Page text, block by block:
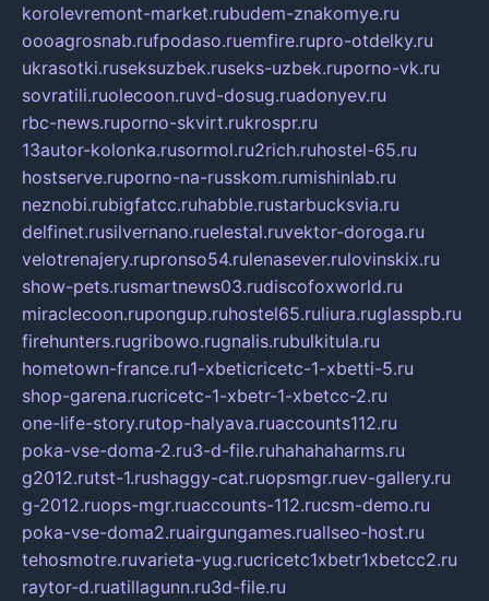
korolevremont-market.rubudem-znakomye.ru
oooagrosnab.rufpodaso.ruemfire.rupro-otdelky.ru
ukrasotki.ruseksuzbek.ruseks-uzbek.ruporno-vk.ru
sovratili.ruolecoon.ruvd-dosug.ruadonyev.ru
rbc-news.ruporno-skvirt.rukrospr.ru
13autor-kolonka.rusormol.ru2rich.ruhostel-65.ru
hostserve.ruporno-na-russkom.rumishinlab.ru
neznobi.rubigfatcc.ruhabble.rustarbucksvia.ru
delfinet.rusilvernano.ruelestal.ruvektor-doroga.ru
velotrenajery.rupronso54.rulenasever.rulovinskix.ru
show-pets.rusmartnews03.rudiscofoxworld.ru
miraclecoon.rupongup.ruhostel65.ruliura.ruglasspb.ru
firehunters.rugribowo.rugnalis.rubulkitula.ru
hometown-france.ru1-xbeticricetc-1-xbetti-5.ru
shop-garena.rucricetc-1-xbetr-1-xbetcc-2.ru
one-life-story.rutop-halyava.ruaccounts112.ru
poka-vse-doma-2.ru3-d-file.ruhahahaharms.ru
g2012.rutst-1.rushaggy-cat.ruopsmgr.ruev-gallery.ru
g-2012.ruops-mgr.ruaccounts-112.rucsm-demo.ru
poka-vse-doma2.ruairgungames.ruallseo-host.ru
tehosmotre.ruvarieta-yug.rucricetc1xbetr1xbetcc2.ru
raytor-d.ruatillagunn.ru3d-file.ru